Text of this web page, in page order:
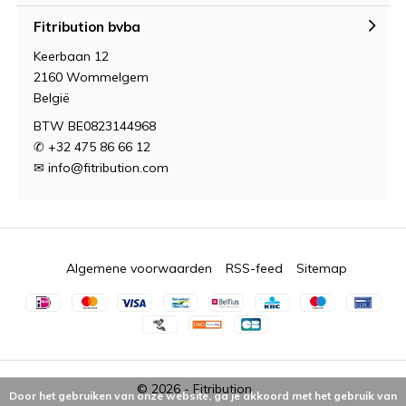
Fitribution bvba
Keerbaan 12
2160 Wommelgem
België
BTW BE0823144968
✆ +32 475 86 66 12
✉ info@fitribution.com
© 2026 - Fitribution
Algemene voorwaarden RSS-feed Sitemap
Door het gebruiken van onze website, ga je akkoord met het gebruik van